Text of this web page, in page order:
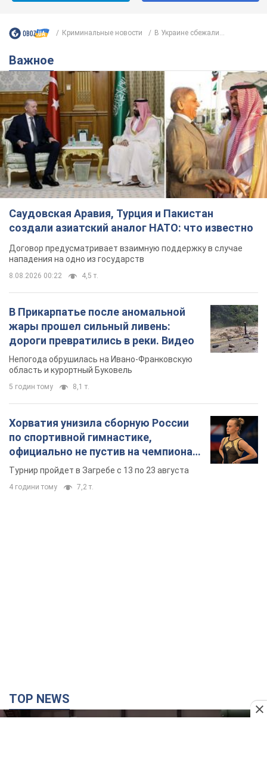
Криминальные новости В Украине сбежали...
Важное
Саудовская Аравия, Турция и Пакистан
создали азиатский аналог НАТО: что известно
Договор предусматривает взаимную поддержку в случае
нападения на одно из государств
8.08.2026 00:22 4,5 т.
В Прикарпатье после аномальной
жары прошел сильный ливень:
дороги превратились в реки. Видео
Непогода обрушилась на Ивано-Франковскую
область и курортный Буковель
5 годин тому 8,1 т.
Хорватия унизила сборную России
по спортивной гимнастике,
официально не пустив на чемпионат
Европы основных спортсменов
Турнир пройдет в Загребе с 13 по 23 августа
4 години тому 7,2 т.
TOP NEWS